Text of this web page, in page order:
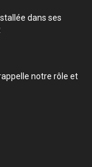
dans ses
notre rôle et